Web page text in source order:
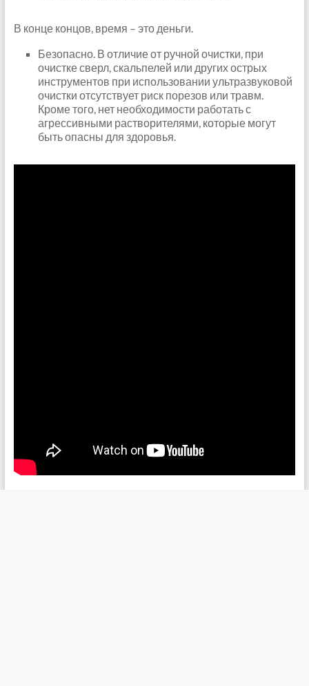
В конце концов, время – это деньги.
Безопасно. В отличие от ручной очистки, при
очистке сверл, скальпелей или других острых
инструментов при использовании ультразвуковой
очистки отсутствует риск порезов или травм.
Кроме того, нет необходимости работать с
агрессивными растворителями, которые могут
быть опасны для здоровья.